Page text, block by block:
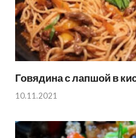
Говядина с лапшой в
10.11.2021